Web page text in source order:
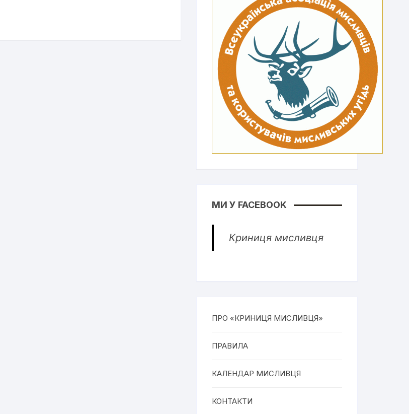
МИ У FACEBOOK
Криниця мисливця
ПРО «КРИНИЦЯ МИСЛИВЦЯ»
ПРАВИЛА
КАЛЕНДАР МИСЛИВЦЯ
КОНТАКТИ